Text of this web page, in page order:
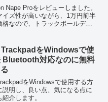
Nape Proをレビューしました。
イズ性が高いながら、1万円前半
格なので、トラックボールデバ
TrackpadをWindowsで使
Bluetooth対応なのに無料
をWindowsで使用する方
説明し、良い点、気になる点に
介します。